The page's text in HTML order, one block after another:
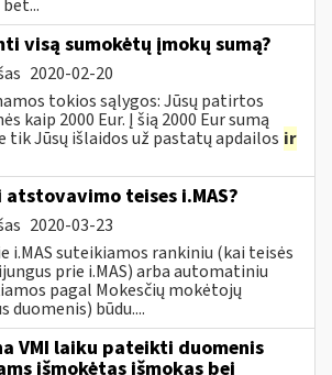
visą sumokėtų įmokų sumą?
2020-02-20
tokios sąlygos: Jūsų patirtos
kaip 2000 Eur. Į šią 2000 Eur sumą
tik Jūsų išlaidos už pastatų apdailos ir
teises i.MAS?
2020-03-23
i.MAS suteikiamos rankiniu (kai teisės
prie i.MAS) arba automatiniu
pagal Mokesčių mokėtojų
būdu....
VMI laiku pateikti duomenis
išmokėtas išmokas bei